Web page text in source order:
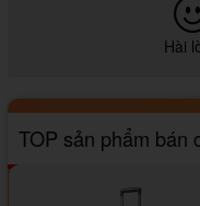
Hài
TOP sản phẩm bán